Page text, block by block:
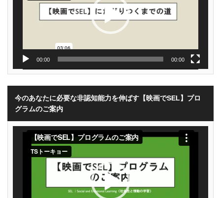
00:00 00:00
今のあなたに必要な非認知能力を伸ばす【映画でSEL】プロ
グラムのご案内